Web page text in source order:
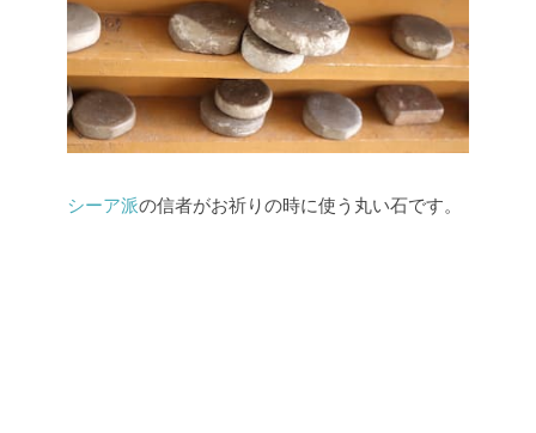
シーア派の信者がお祈りの時に使う丸い石です。